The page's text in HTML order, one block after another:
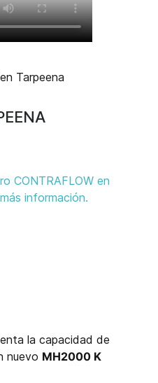
CONTRAFLOW en
información.
la capacidad de
nuevo MH2000 K